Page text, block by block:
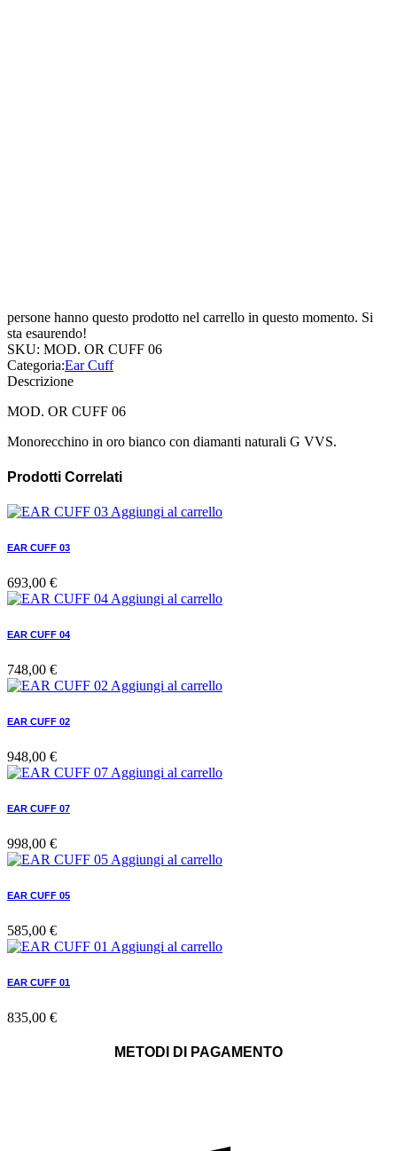
persone hanno questo prodotto nel carrello in questo momento. Si
sta esaurendo!
SKU: MOD. OR CUFF 06
Categoria:Ear Cuff
Descrizione
MOD. OR CUFF 06
Monorecchino in oro bianco con diamanti naturali G VVS.
Prodotti Correlati
Aggiungi al carrello
EAR CUFF 03
693,00 €
Aggiungi al carrello
EAR CUFF 04
748,00 €
Aggiungi al carrello
EAR CUFF 02
948,00 €
Aggiungi al carrello
EAR CUFF 07
998,00 €
Aggiungi al carrello
EAR CUFF 05
585,00 €
Aggiungi al carrello
EAR CUFF 01
835,00 €
METODI DI PAGAMENTO